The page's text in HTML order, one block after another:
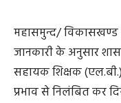
महासमुन्द/ विकासखण्ड
जानकारी के अनुसार
सहायक शिक्षक
प्रभाव से निलंबित कर